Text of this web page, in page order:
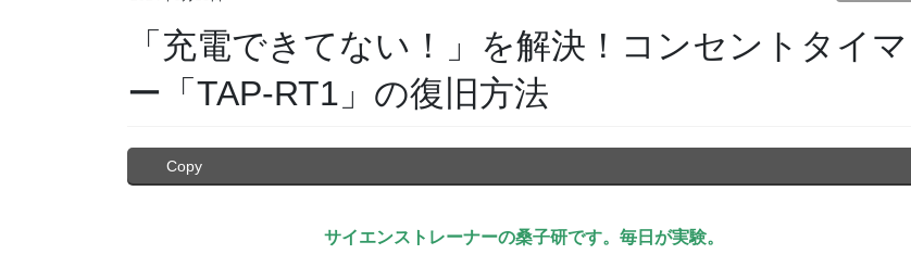
「充電できてない！」を解決！コンセントタイマ
ー「TAP-RT1」の復旧方法
Copy
サイエンストレーナーの桑子研です。毎日が実験。